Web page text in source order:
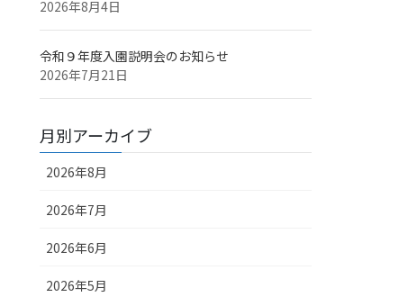
2026年8月4日
令和９年度入園説明会のお知らせ
2026年7月21日
月別アーカイブ
2026年8月
2026年7月
2026年6月
2026年5月